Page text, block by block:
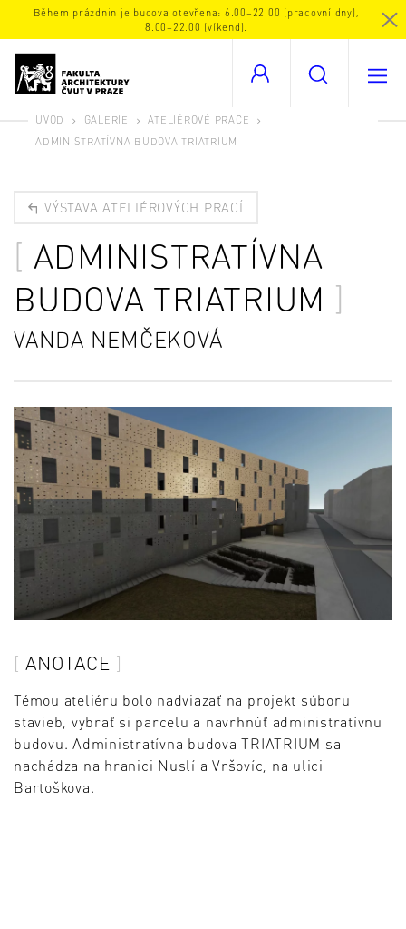
Během prázdnin je budova otevřena: 6.00–22.00 (pracovní dny),
8.00–22.00 (víkend).
ÚVOD GALERIE
ATELIÉROVÉ PRÁCE
ADMINISTRATÍVNA BUDOVA TRIATRIUM
VÝSTAVA ATELIÉROVÝCH PRACÍ
ADMINISTRATÍVNA
BUDOVA TRIATRIUM
VANDA NEMČEKOVÁ
ANOTACE
Témou ateliéru bolo nadviazať na projekt súboru
stavieb, vybrať si parcelu a navrhnúť administratívnu
budovu. Administratívna budova TRIATRIUM sa
nachádza na hranici Nuslí a Vršovíc, na ulici
Bartoškova.